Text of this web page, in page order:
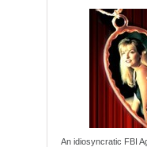
An idiosyncratic FBI